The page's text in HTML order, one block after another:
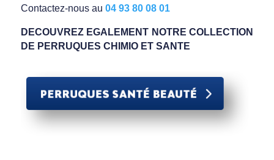
Contactez-nous au 04 93 80 08 01
DECOUVREZ EGALEMENT NOTRE COLLECTION
DE PERRUQUES CHIMIO ET SANTE